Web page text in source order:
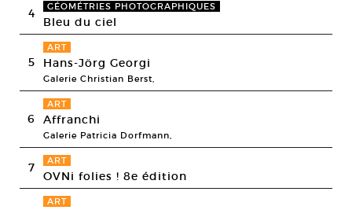
4 GÉOMÉTRIES PHOTOGRAPHIQUES
Bleu du ciel
5
ART
Hans-Jörg Georgi
Galerie Christian Berst,
6
ART
Affranchi
Galerie Patricia Dorfmann,
7 ART
OVNi folies ! 8e édition
ART